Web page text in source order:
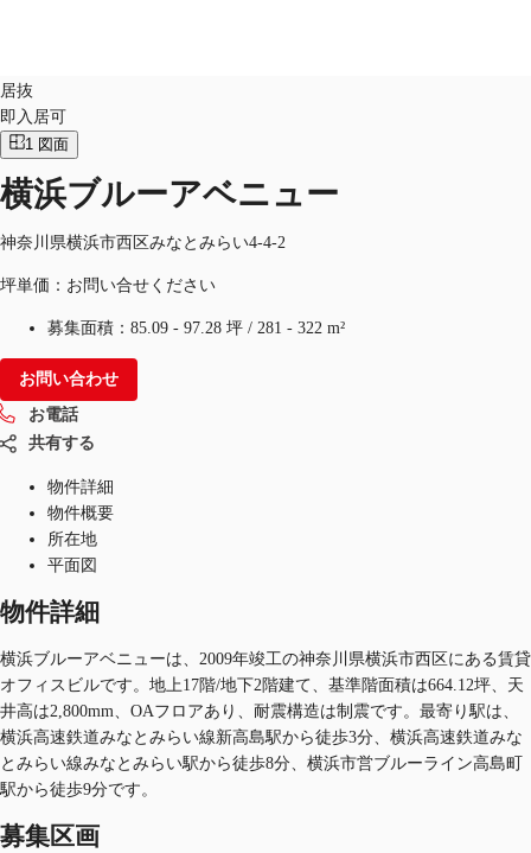
オフィス・事務所
倉庫・物流センター
記事
仲介会社様はこちらへ
お気に入り
JP
お電話 お問合せ
居抜
即入居可
1 図面
横浜ブルーアベニュー
神奈川県横浜市西区みなとみらい4-4-2
坪単価：お問い合せください
募集面積： 85.09 - 97.28 坪 / 281 - 322 m²
お問い合わせ
お電話
共有する
物件詳細
物件概要
所在地
平面図
物件詳細
横浜ブルーアベニューは、2009年竣工の神奈川県横浜市西区にある賃貸
オフィスビルです。地上17階/地下2階建て、基準階面積は664.12坪、天
井高は2,800mm、OAフロアあり、耐震構造は制震です。最寄り駅は、
横浜高速鉄道みなとみらい線新高島駅から徒歩3分、横浜高速鉄道みな
とみらい線みなとみらい駅から徒歩8分、横浜市営ブルーライン高島町
駅から徒歩9分です。
募集区画